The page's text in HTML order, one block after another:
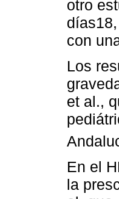
otro
con
Los
et al.,
En el
la